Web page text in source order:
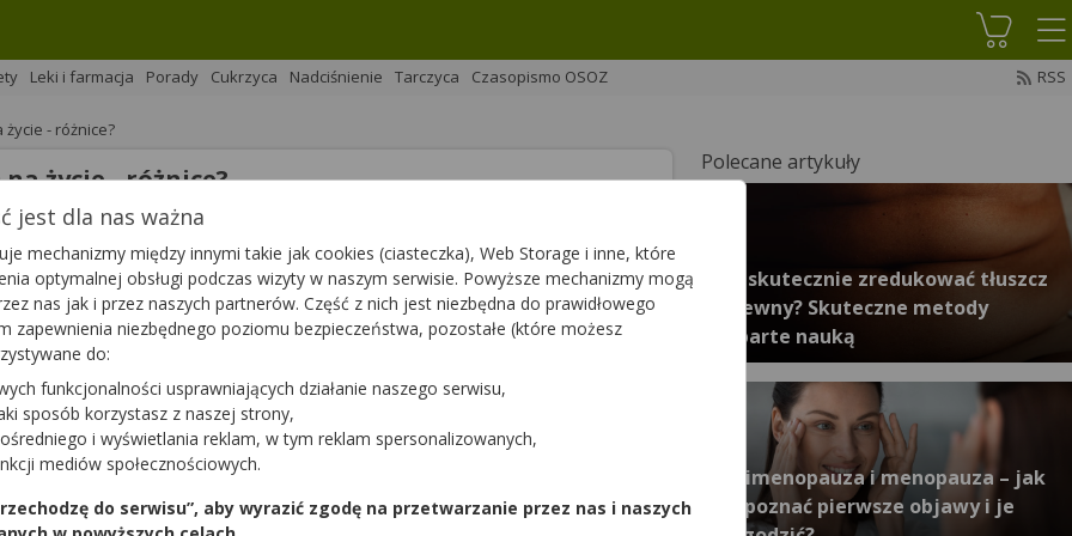
Koszyk
Leki i farmacja Porady Cukrzyca Nadciśnienie Tarczyca Czasopismo OSOZ RSS
- różnice?
życie - różnice?
poziomie, ponieważ życie pełne jest nieoczekiwanych sytuacji, które
odpowiednich ubezpieczeń, które zaoferują nam pomoc w
rodzaje polis, a mianowicie ubezpieczenie na życie i
obu jest korzystne. Należy zaznajomić się z ich cechami oraz
Podziel sięna FacebookUdostępnijna X
Polecane artykuły
Jak skutecznie zredukować tłuszcz
trzewny? Skuteczne metody
poparte nauką
Perimenopauza i menopauza – jak
rozpoznać pierwsze objawy i je
jest dla nas ważna
mechanizmy między innymi takie jak cookies (ciasteczka), Web Storage i inne, które
optymalnej obsługi podczas wizyty w naszym serwisie. Powyższe mechanizmy mogą
nas jak i przez naszych partnerów. Część z nich jest niezbędna do prawidłowego
zapewnienia niezbędnego poziomu bezpieczeństwa, pozostałe (które możesz
do:
funkcjonalności usprawniających działanie naszego serwisu,
sposób korzystasz z naszej strony,
i wyświetlania reklam, w tym reklam spersonalizowanych,
mediów społecznościowych.
do serwisu”, aby wyrazić zgodę na przetwarzanie przez nas i naszych